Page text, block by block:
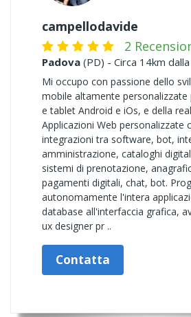
campellodavide
2
Padova (PD) - Circa 14km
Mi occupo con passione dello
mobile altamente
e tablet Android e iOs, e della
Applicazioni Web personalizzate
integrazioni tra software, bot,
amministrazione, cataloghi
sistemi di prenotazione,
pagamenti digitali, chat, bot.
autonomamente l'intera
database all'interfaccia grafica,
ux designer pr ..
Contatta